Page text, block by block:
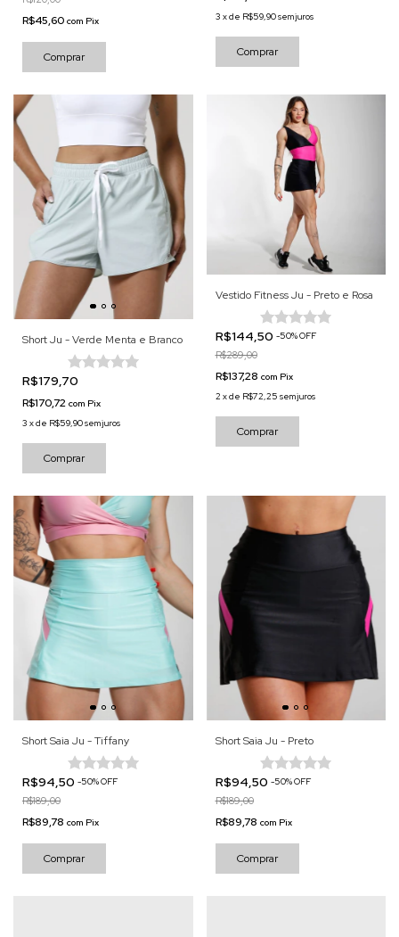
R$45,60 com Pix
Comprar
3 xde R$59,90sem juros
Comprar
Short Ju - Verde Menta e Branco
R$179,70
R$170,72 com Pix
3 xde R$59,90sem juros
Comprar
Vestido Fitness Ju - Preto e Rosa
R$144,50 -50%OFF
R$289,00
R$137,28 com Pix
2 xde R$72,25 sem juros
Comprar
Short Saia Ju - Tiffany
R$94,50 -50%OFF
R$189,00
R$89,78 com Pix
Comprar
Short Saia Ju - Preto
R$94,50 -50%OFF
R$189,00
R$89,78 com Pix
Comprar